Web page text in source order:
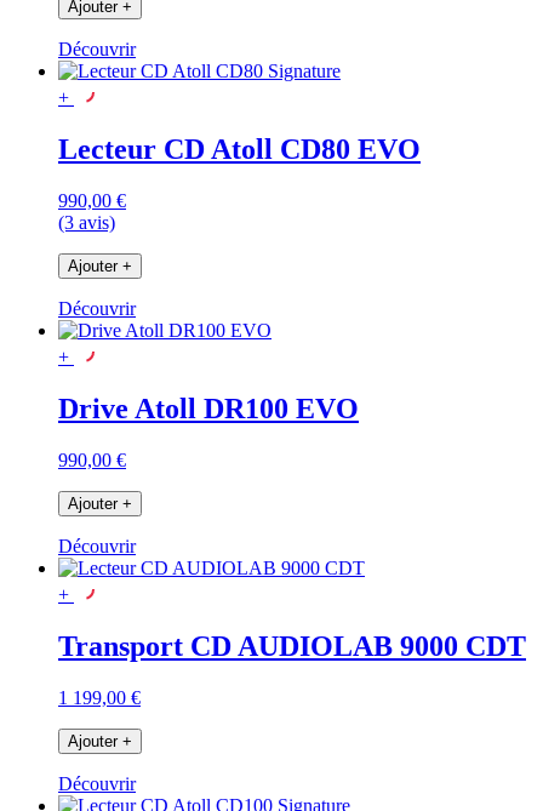
Ajouter +
Découvrir
+
Lecteur CD Atoll CD80 EVO
990,00 €
(3 avis)
Ajouter +
Découvrir
+
Drive Atoll DR100 EVO
990,00 €
Ajouter +
Découvrir
+
Transport CD AUDIOLAB 9000 CDT
1 199,00 €
Ajouter +
Découvrir